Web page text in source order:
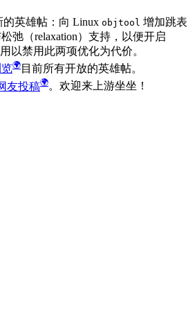
的英雄帖：向 Linux objtool 增加跳表
松弛（relaxation）支持，以便开启
以禁用此两项优化为代价。
目前所有开放的英雄帖。
友投稿 。欢迎来上游坐坐！